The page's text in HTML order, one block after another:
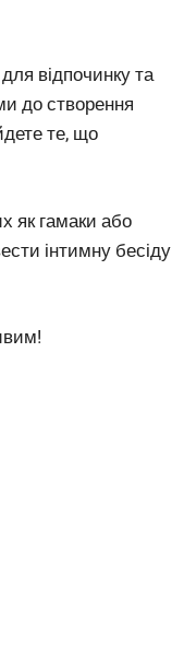
відпочинку та
до створення
те, що
як гамаки або
інтимну бесіду